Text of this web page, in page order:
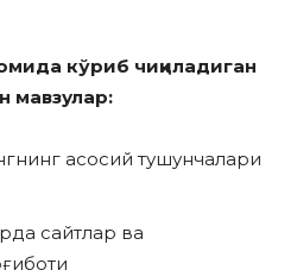
кўриб чиқиладиган
мавзулар:
асосий тушунчалари
сайтлар ва